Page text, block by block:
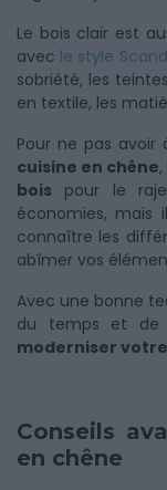
Le bois clair est
avec le style
sobriété, les
en textile, les
Pour ne pas avoir
cuisine en chêne
bois pour le
économies, mais
connaître les
abîmer vos
Avec une bonne
du temps et de
moderniser
Conseils
en chêne